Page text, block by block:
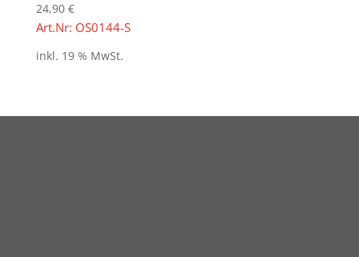
24,90 €
Art.Nr: OS0144-S
inkl. 19 % MwSt.